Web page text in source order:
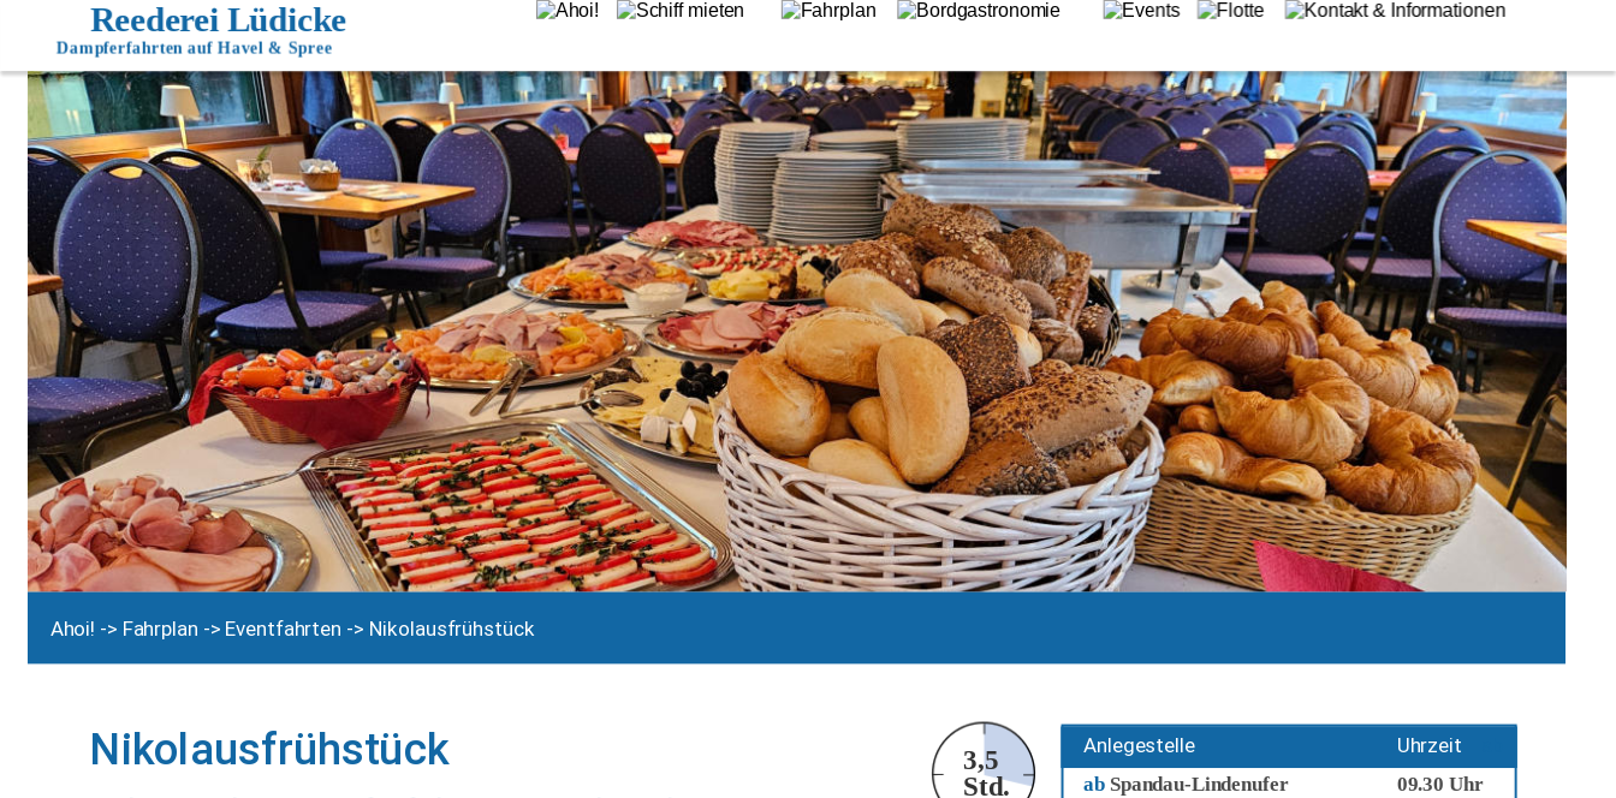
Ahoi! -> Fahrplan -> Eventfahrten -> Nikolausfrühstück
Nikolausfrühstück 3,5
Std.
Anlegestelle Uhrzeit
ab Spandau-Lindenufer
09.30 Uhr
Dampferfahrten auf Havel & Spree
Reederei Lüdicke